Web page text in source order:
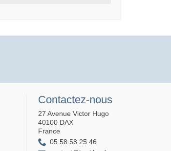
Contactez-nous
27 Avenue Victor Hugo
40100 DAX
France
05 58 58 25 46